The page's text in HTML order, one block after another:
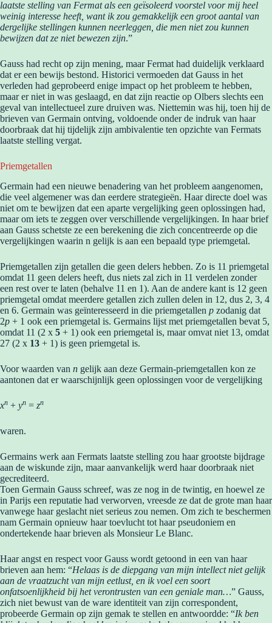
laatste stelling van Fermat als een geïsoleerd voorstel voor mij heel
weinig interesse heeft, want ik zou gemakkelijk een groot aantal van
dergelijke stellingen kunnen neerleggen, die men niet zou kunnen
bewijzen dat ze niet bewezen zijn.”
Gauss had recht op zijn mening, maar Fermat had duidelijk verklaard
dat er een bewijs bestond. Historici vermoeden dat Gauss in het
verleden had geprobeerd enige impact op het probleem te hebben,
maar er niet in was geslaagd, en dat zijn reactie op Olbers slechts een
geval van intellectueel zure druiven was. Niettemin was hij, toen hij de
brieven van Germain ontving, voldoende onder de indruk van haar
doorbraak dat hij tijdelijk zijn ambivalentie ten opzichte van Fermats
laatste stelling vergat.
Priemgetallen
Germain had een nieuwe benadering van het probleem aangenomen,
die veel algemener was dan eerdere strategieën. Haar directe doel was
niet om te bewijzen dat een aparte vergelijking geen oplossingen had,
maar om iets te zeggen over verschillende vergelijkingen. In haar brief
aan Gauss schetste ze een berekening die zich concentreerde op die
vergelijkingen waarin n gelijk is aan een bepaald type priemgetal.
Priemgetallen zijn getallen die geen delers hebben. Zo is 11 priemgetal
omdat 11 geen delers heeft, dus niets zal zich in 11 verdelen zonder
een rest over te laten (behalve 11 en 1). Aan de andere kant is 12 geen
priemgetal omdat meerdere getallen zich zullen delen in 12, dus 2, 3, 4
en 6. Germain was geïnteresseerd in die priemgetallen p zodanig dat
2p + 1 ook een priemgetal is. Germains lijst met priemgetallen bevat 5,
omdat 11 (2 x 5 + 1) ook een priemgetal is, maar omvat niet 13, omdat
27 (2 x 13 + 1) is geen priemgetal is.
Voor waarden van n gelijk aan deze Germain-priemgetallen kon ze
aantonen dat er waarschijnlijk geen oplossingen voor de vergelijking
xn + yn = zn
waren.
Germains werk aan Fermats laatste stelling zou haar grootste bijdrage
aan de wiskunde zijn, maar aanvankelijk werd haar doorbraak niet
gecrediteerd.
Toen Germain Gauss schreef, was ze nog in de twintig, en hoewel ze
in Parijs een reputatie had verworven, vreesde ze dat de grote man haar
vanwege haar geslacht niet serieus zou nemen. Om zich te beschermen
nam Germain opnieuw haar toevlucht tot haar pseudoniem en
ondertekende haar brieven als Monsieur Le Blanc.
Haar angst en respect voor Gauss wordt getoond in een van haar
brieven aan hem: “Helaas is de diepgang van mijn intellect niet gelijk
aan de vraatzucht van mijn eetlust, en ik voel een soort
onfatsoenlijkheid bij het verontrusten van een geniale man…” Gauss,
zich niet bewust van de ware identiteit van zijn correspondent,
probeerde Germain op zijn gemak te stellen en antwoordde: “Ik ben